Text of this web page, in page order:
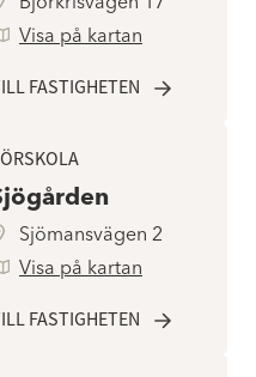
Visa på kartan
FASTIGHETEN
Sjömansvägen 2
Visa på kartan
FASTIGHETEN